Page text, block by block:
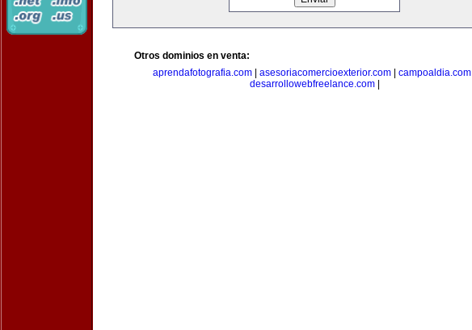
Otros dominios en venta:
aprendafotografia.com
asesoriacomercioexterior.com campoaldia.com
desarrollowebfreelance.com|